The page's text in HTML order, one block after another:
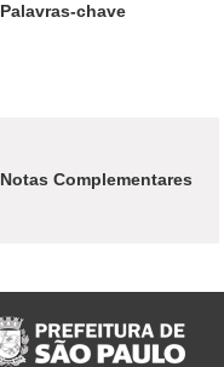
Palavras-chave
Notas Complementares